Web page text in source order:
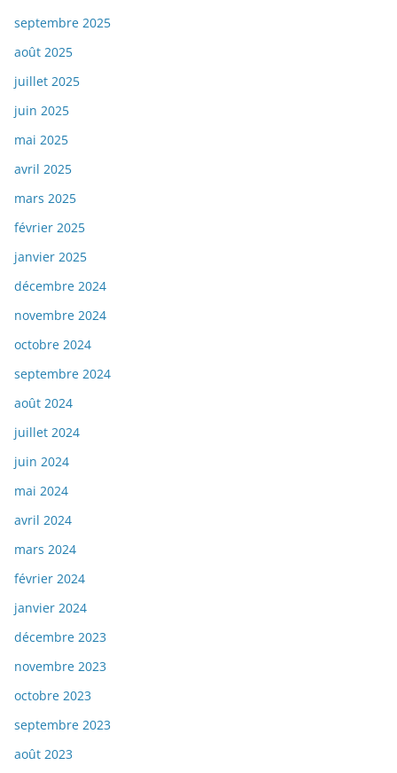
septembre 2025
août 2025
juillet 2025
juin 2025
mai 2025
avril 2025
mars 2025
février 2025
janvier 2025
décembre 2024
novembre 2024
octobre 2024
septembre 2024
août 2024
juillet 2024
juin 2024
mai 2024
avril 2024
mars 2024
février 2024
janvier 2024
décembre 2023
novembre 2023
octobre 2023
septembre 2023
août 2023